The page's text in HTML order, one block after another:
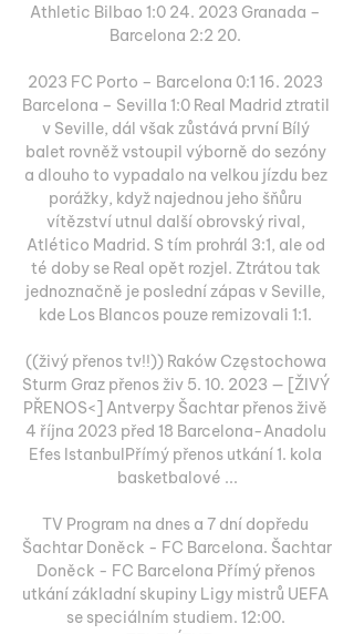
Athletic Bilbao 1:0 24. 2023 Granada –
Barcelona 2:2 20.
2023 FC Porto – Barcelona 0:1 16. 2023
Barcelona – Sevilla 1:0 Real Madrid ztratil
v Seville, dál však zůstává první Bílý
balet rovněž vstoupil výborně do sezóny
a dlouho to vypadalo na velkou jízdu bez
porážky, když najednou jeho šňůru
vítězství utnul další obrovský rival,
Atlético Madrid. S tím prohrál 3:1, ale od
té doby se Real opět rozjel. Ztrátou tak
jednoznačně je poslední zápas v Seville,
kde Los Blancos pouze remizovali 1:1.
((živý přenos tv!!)) Raków Częstochowa
Sturm Graz přenos živ 5. 10. 2023 — [ŽIVÝ
PŘENOS<] Antverpy Šachtar přenos živě
4 října 2023 před 18 Barcelona-Anadolu
Efes IstanbulPřímý přenos utkání 1. kola
basketbalové ...
TV Program na dnes a 7 dní dopředu
Šachtar Doněck - FC Barcelona. Šachtar
Doněck - FC Barcelona Přímý přenos
utkání základní skupiny Ligy mistrů UEFA
se speciálním studiem. 12:00.